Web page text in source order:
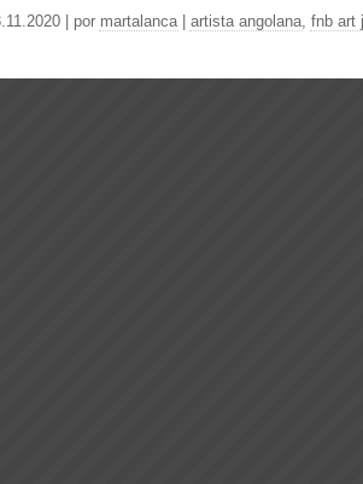
| por martalanca| artista angolana, fnb art